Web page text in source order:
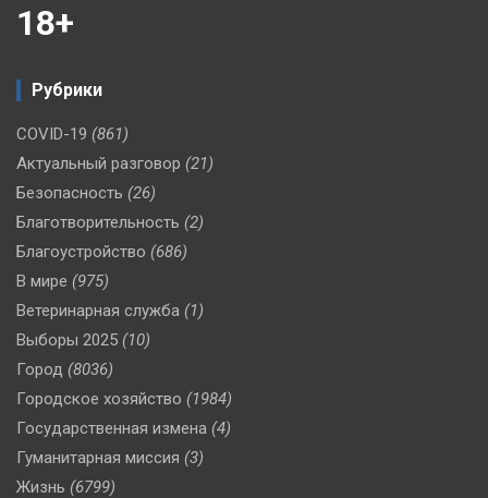
18+
Рубрики
COVID-19 (861)
Актуальный разговор (21)
Безопасность (26)
Благотворительность (2)
Благоустройство (686)
В мире (975)
Ветеринарная служба (1)
Выборы 2025 (10)
Город (8036)
Городское хозяйство (1984)
Государственная измена (4)
Гуманитарная миссия (3)
Жизнь (6799)